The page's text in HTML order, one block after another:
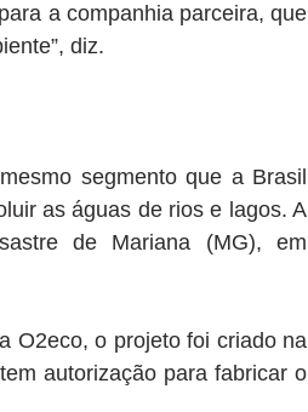
a companhia parceira, que
diz.
segmento que a Brasil
as águas de rios e lagos. A
de Mariana (MG), em
O2eco, o projeto foi criado na
autorização para fabricar o